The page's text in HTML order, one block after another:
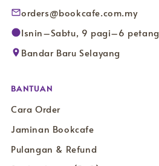
orders@bookcafe.com.my
Isnin–Sabtu, 9 pagi–6 petang
Bandar Baru Selayang
BANTUAN
Cara Order
Jaminan Bookcafe
Pulangan & Refund